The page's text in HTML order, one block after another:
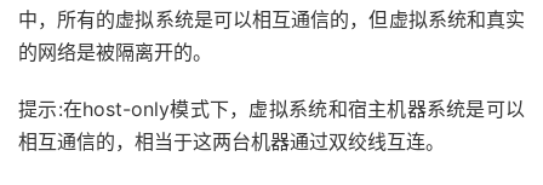
中，所有的虚拟系统是可以相互通信的，但虚拟系统和真实
的网络是被隔离开的。
提示:在host-only模式下，虚拟系统和宿主机器系统是可以
相互通信的，相当于这两台机器通过双绞线互连。